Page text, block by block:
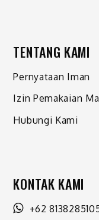
TENTANG KAMI
Pernyataan Iman
Izin Pemakaian
Hubungi Kami
KONTAK KAMI
+62